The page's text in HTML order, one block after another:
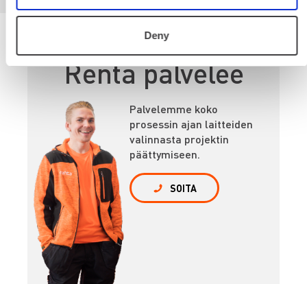
Deny
Renta palvelee
Palvelemme koko
prosessin ajan laitteiden
valinnasta projektin
päättymiseen.
SOITA